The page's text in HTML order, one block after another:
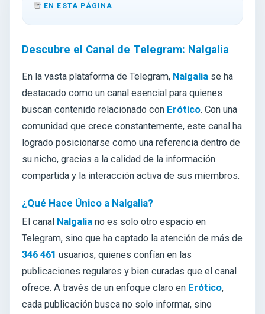
EN ESTA PÁGINA
Descubre el Canal de Telegram: Nalgalia
En la vasta plataforma de Telegram, Nalgalia se ha
destacado como un canal esencial para quienes
buscan contenido relacionado con Erótico. Con una
comunidad que crece constantemente, este canal ha
logrado posicionarse como una referencia dentro de
su nicho, gracias a la calidad de la información
compartida y la interacción activa de sus miembros.
¿Qué Hace Único a Nalgalia?
El canal Nalgalia no es solo otro espacio en
Telegram, sino que ha captado la atención de más de
346 461 usuarios, quienes confían en las
publicaciones regulares y bien curadas que el canal
ofrece. A través de un enfoque claro en Erótico,
cada publicación busca no solo informar, sino